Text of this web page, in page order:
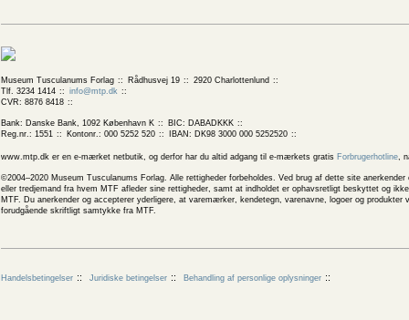
Museum Tusculanums Forlag Rådhusvej 19
2920 Charlottenlund
Tlf. 3234 1414
info@mtp.dk
CVR: 8876 8418
Bank: Danske Bank, 1092 København K
BIC: DABADKKK
Reg.nr.: 1551
Kontonr.: 000 5252 520 IBAN: DK98 3000 000 5252520
www.mtp.dk er en e-mærket netbutik, og derfor har du altid adgang til e-mærkets gratis Forbrugerhotline,
©2004–2020 Museum Tusculanums Forlag. Alle rettigheder forbeholdes. Ved brug af dette site
eller tredjemand fra hvem MTF afleder sine rettigheder, samt at indholdet er ophavsretligt beskyttet og
MTF. Du anerkender og accepterer yderligere, at varemærker, kendetegn, varenavne, logoer og
forudgående skriftligt samtykke fra MTF.
Handelsbetingelser Juridiske betingelser Behandling af personlige oplysninger